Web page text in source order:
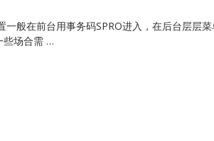
一般在前台用事务码SPRO进入，在后台层层
些场合需 …